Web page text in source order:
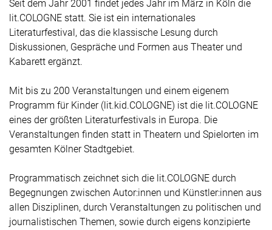
Seit dem Jahr 2001 findet jedes Jahr im März in Köln die
lit.COLOGNE statt. Sie ist ein internationales
Literaturfestival, das die klassische Lesung durch
Diskussionen, Gespräche und Formen aus Theater und
Kabarett ergänzt.
Mit bis zu 200 Veranstaltungen und einem eigenem
Programm für Kinder (lit.kid.COLOGNE) ist die lit.COLOGNE
eines der größten Literaturfestivals in Europa. Die
Veranstaltungen finden statt in Theatern und Spielorten im
gesamten Kölner Stadtgebiet.
Programmatisch zeichnet sich die lit.COLOGNE durch
Begegnungen zwischen Autor:innen und Künstler:innen aus
allen Disziplinen, durch Veranstaltungen zu politischen und
journalistischen Themen, sowie durch eigens konzipierte